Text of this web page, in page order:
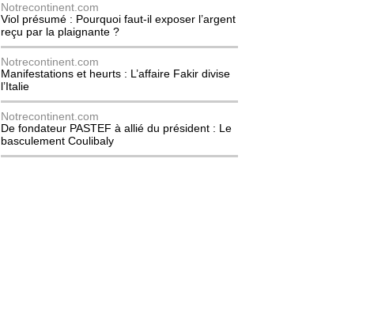
Notrecontinent.com
Viol présumé : Pourquoi faut-il exposer l’argent
reçu par la plaignante ?
Notrecontinent.com
Manifestations et heurts : L’affaire Fakir divise
l’Italie
Notrecontinent.com
De fondateur PASTEF à allié du président : Le
basculement Coulibaly